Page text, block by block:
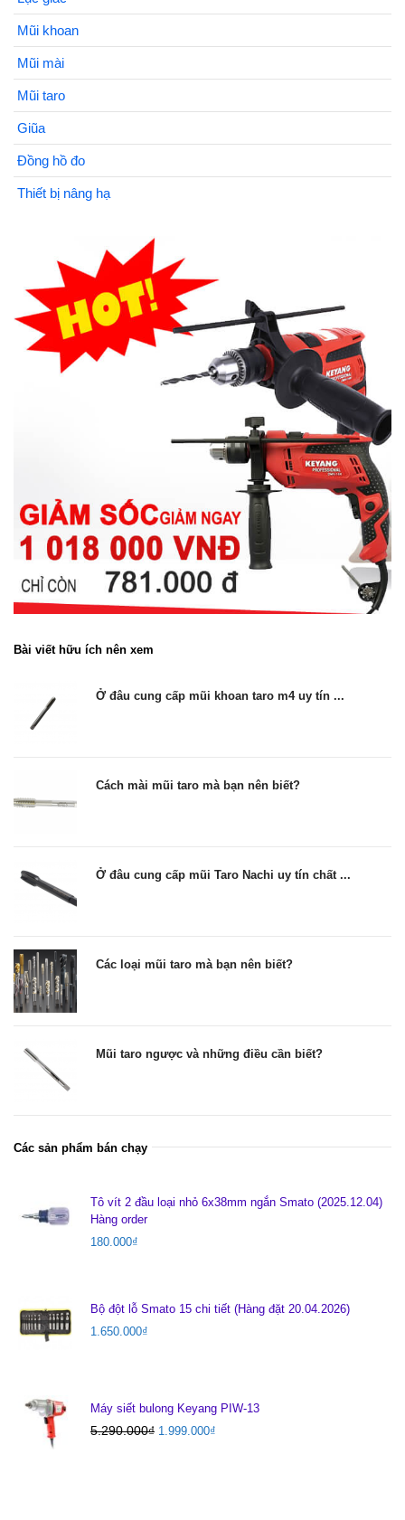
Mũi khoan
Mũi mài
Mũi taro
Giũa
Đồng hồ đo
Thiết bị nâng hạ
Bài viết hữu ích nên xem
Ở đâu cung cấp mũi khoan taro m4 uy tín ...
Cách mài mũi taro mà bạn nên biết?
Ở đâu cung cấp mũi Taro Nachi uy tín chất ...
Các loại mũi taro mà bạn nên biết?
Mũi taro ngược và những điều cần biết?
Các sản phẩm bán chạy
Tô vít 2 đầu loại nhỏ 6x38mm ngắn Smato (2025.12.04)
Hàng order
180.000₫
Bộ đột lỗ Smato 15 chi tiết (Hàng đặt 20.04.2026)
1.650.000₫
Máy siết bulong Keyang PIW-13
5.290.000₫ 1.999.000₫